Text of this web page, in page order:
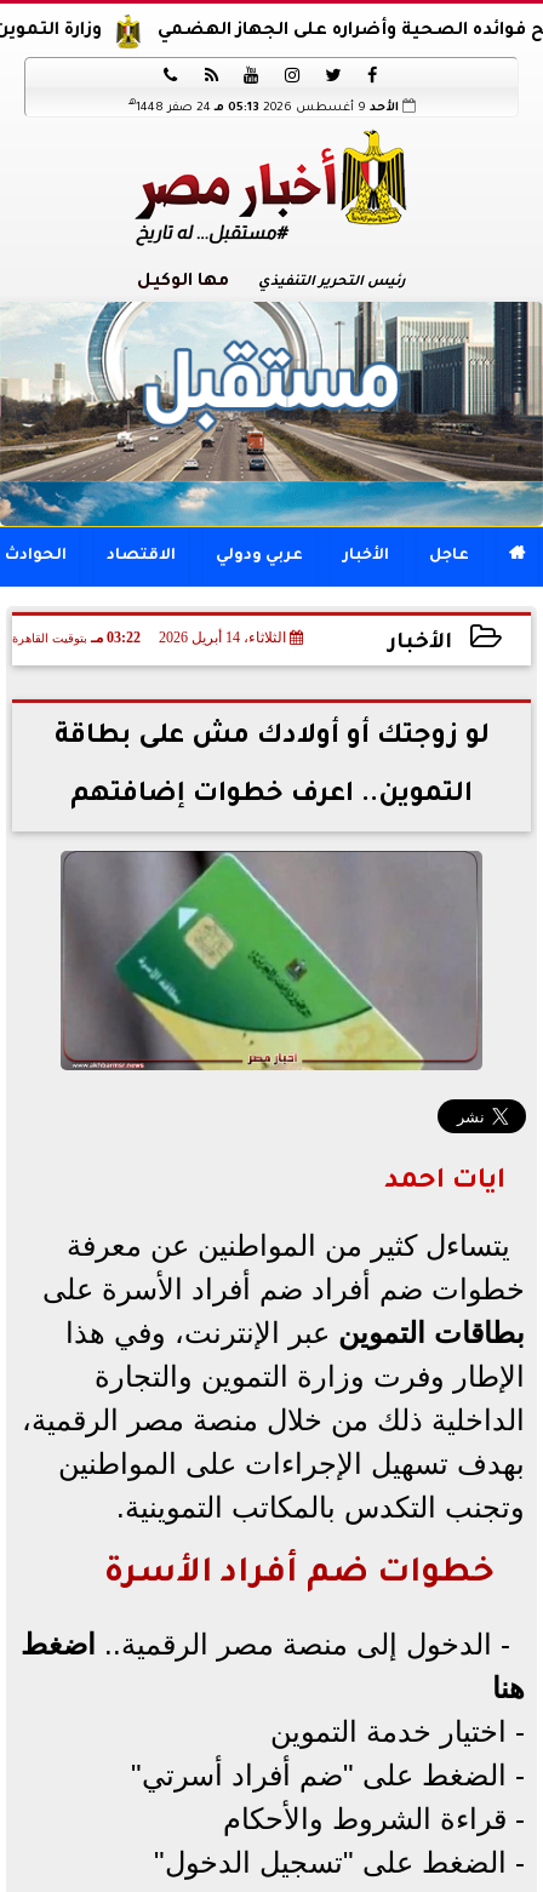
وزارة التموين تعلن وأضراره على الجهاز الهضمي






الأحد 05:13 مـ 24 صفر 1448 هـ
رئيس التحرير التنفيذي مها الوكيل
 عاجل الأخبار عربي ودولي الاقتصاد الحوادث
الأخبار الثلاثاء، 14 أبريل 2026 03:22 مـ بتوقيت القاهرة
2026-04-14 15:22:16
لو زوجتك أو أولادك مش على بطاقة
التموين.. اعرف خطوات إضافتهم
ايات احمد
يتساءل كثير من المواطنين عن معرفة
خطوات ضم أفراد ضم أفراد الأسرة على
بطاقات التموين عبر الإنترنت، وفي هذا
الإطار وفرت وزارة التموين والتجارة
الداخلية ذلك من خلال منصة مصر الرقمية،
بهدف تسهيل الإجراءات على المواطنين
وتجنب التكدس بالمكاتب التموينية.
خطوات ضم أفراد الأسرة
- الدخول إلى منصة مصر الرقمية.. اضغط
هنا
- اختيار خدمة التموين
- الضغط على "ضم أفراد أسرتي"
- قراءة الشروط والأحكام
- الضغط على "تسجيل الدخول"